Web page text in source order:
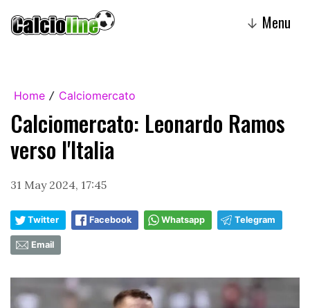
↓ Menu
Home / Calciomercato
Calciomercato: Leonardo Ramos
verso l'Italia
31 May 2024, 17:45
Twitter Facebook Whatsapp Telegram
Email